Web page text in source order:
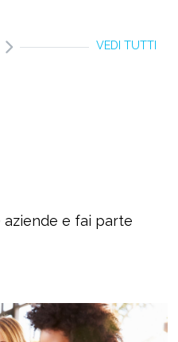
VEDI TUTTI
e fai parte